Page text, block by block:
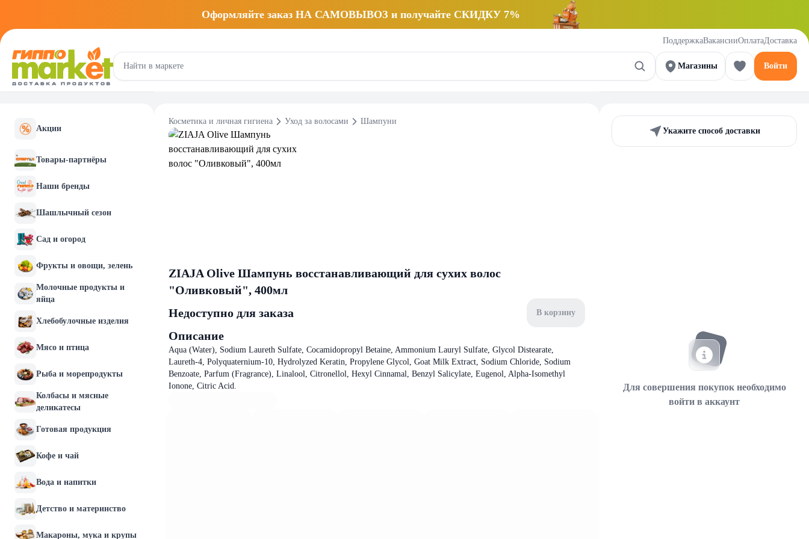
Оформляйте заказ НА САМОВЫВОЗ и получайте СКИДКУ 7%
ПоддержкаВакансииОплатаДоставка
Магазины Войти
Акции
Товары-партнёры
Наши бренды
Шашлычный сезон
Сад и огород
Фрукты и овощи, зелень
Молочные продукты и
яйца
Хлебобулочные изделия
Мясо и птица
Рыба и морепродукты
Колбасы и мясные
деликатесы
Готовая продукция
Кофе и чай
Вода и напитки
Детство и материнство
Макароны, мука и крупы
Косметика и личная гигиена Уход за волосами Шампуни
ZIAJA Оlive Шампунь восстанавливающий для сухих волос
"Оливковый", 400мл
Недоступно для заказа
В корзину
Описание
Aqua (Water), Sodium Laureth Sulfate, Cocamidopropyl Betaine, Ammonium Lauryl Sulfate, Glycol Distearate,
Laureth-4, Polyquaternium-10, Hydrolyzed Keratin, Propylene Glycol, Goat Milk Extract, Sodium Chloride, Sodium
Benzoate, Parfum (Fragrance), Linalool, Citronellol, Hexyl Cinnamal, Benzyl Salicylate, Eugenol, Alpha-Isomethyl
Ionone, Citric Acid.
Укажите способ доставки
Для совершения покупок необходимо
войти в аккаунт